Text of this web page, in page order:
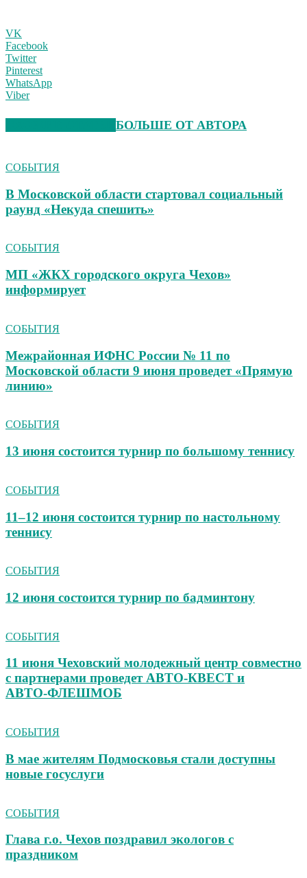
VK
Facebook
Twitter
Pinterest
WhatsApp
Viber
БОЛЬШЕ ОТ АВТОРА
СОБЫТИЯ
В Московской области стартовал социальный
раунд «Некуда спешить»
СОБЫТИЯ
МП «ЖКХ городского округа Чехов»
информирует
СОБЫТИЯ
Межрайонная ИФНС России № 11 по
Московской области 9 июня проведет «Прямую
линию»
СОБЫТИЯ
13 июня состоится турнир по большому теннису
СОБЫТИЯ
11–12 июня состоится турнир по настольному
теннису
СОБЫТИЯ
12 июня состоится турнир по бадминтону
СОБЫТИЯ
11 июня Чеховский молодежный центр совместно
с партнерами проведет АВТО‑КВЕСТ и
АВТО‑ФЛЕШМОБ
СОБЫТИЯ
В мае жителям Подмосковья стали доступны
новые госуслуги
СОБЫТИЯ
Глава г.о. Чехов поздравил экологов с
праздником